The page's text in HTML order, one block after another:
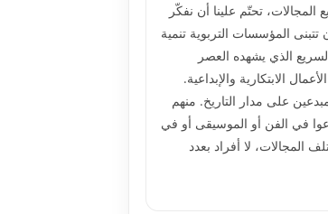
تحتّم علينا أن نفكّر
المؤسسات التربوية تنمية
الذي يشهده العصر
الابتكارية والإبداعية.
على مدار التاريخ. منهم
في الفن أو الموسيقى أو في
المجالات، لا أفراد بعدد